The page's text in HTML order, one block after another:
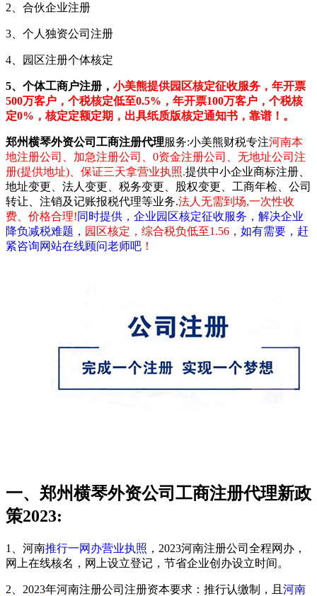
2、合伙企业注册
3、个人独资公司注册
4、园区注册个体核定
5、个体工商户注册， 小美熊提供园区核定征收服务，年开票
500万客户，个税核定低至0.5%，年开票100万客户，个税核
定0%，核定定额定期，出具纸质版核定通知书，靠谱！。
郑州横琴外资公司工商注册代理服务:小美熊财税专注河南本
地注册公司、加急注册公司、0资金注册公司、无地址公司注
册(提供地址)、保证三天拿营业执照.提供中小企业商标注册、
地址变更、法人变更、税务变更、股权变更、工商年检、公司
转让、注销及记账报税代理等业务.法人无需到场,一次性收
费、价格合理!同时提供，企业园区核定征收服务，解决企业
降负减税难题， 园区核定，综合税负低至1.56 ，如有需要，赶
紧咨询网站在线顾问老师吧 ！
一、郑州横琴外资公司工商注册代理新政
策2023:
1、河南推行一网办营业执照 ，2023河南注册公司全程网办，
网上在线核名，网上设立登记，节省企业创办设立时间。
2、2023年河南注册公司注册资本要求：推行认缴制，且 河南